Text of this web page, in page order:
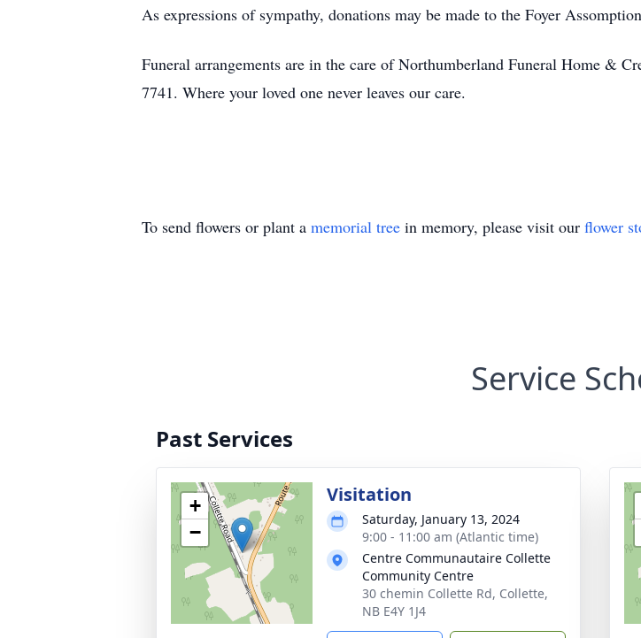
As expressions of sympathy, donations may be made to the Foyer
Funeral arrangements are in the care of Northumberland Funeral Home &
7741. Where your loved one never leaves our care.
To send flowers or plant a memorial tree in memory, please visit our flower
Service
Past Services
+
−
Visitation
Saturday, January 13, 2024
9:00 - 11:00 am (Atlantic time)
Centre Communautaire Collette
Community Centre
30 chemin Collette Rd, Collette,
NB E4Y 1J4